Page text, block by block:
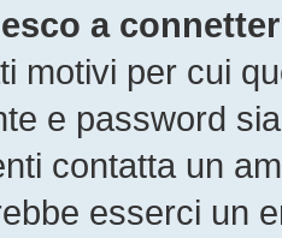
a
motivi per cui
e password
contatta un
esserci un